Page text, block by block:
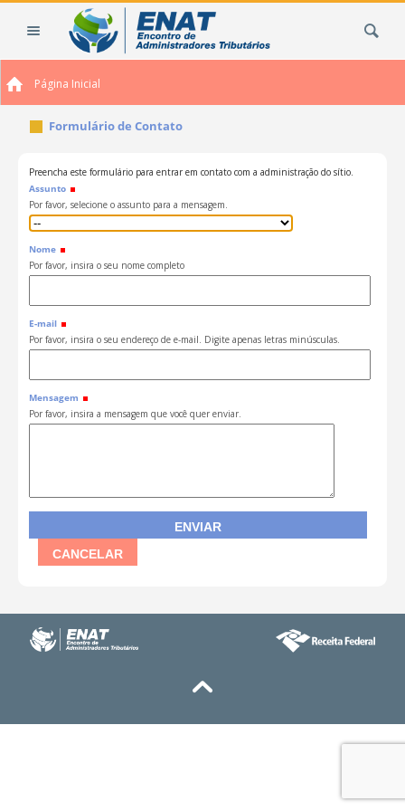
Página Inicial
Formulário de Contato
Preencha este formulário para entrar em contato com a administração do sítio.
Assunto
Por favor, selecione o assunto para a mensagem.
Nome
Por favor, insira o seu nome completo
E-mail
Por favor, insira o seu endereço de e-mail. Digite apenas letras minúsculas.
Mensagem
Por favor, insira a mensagem que você quer enviar.